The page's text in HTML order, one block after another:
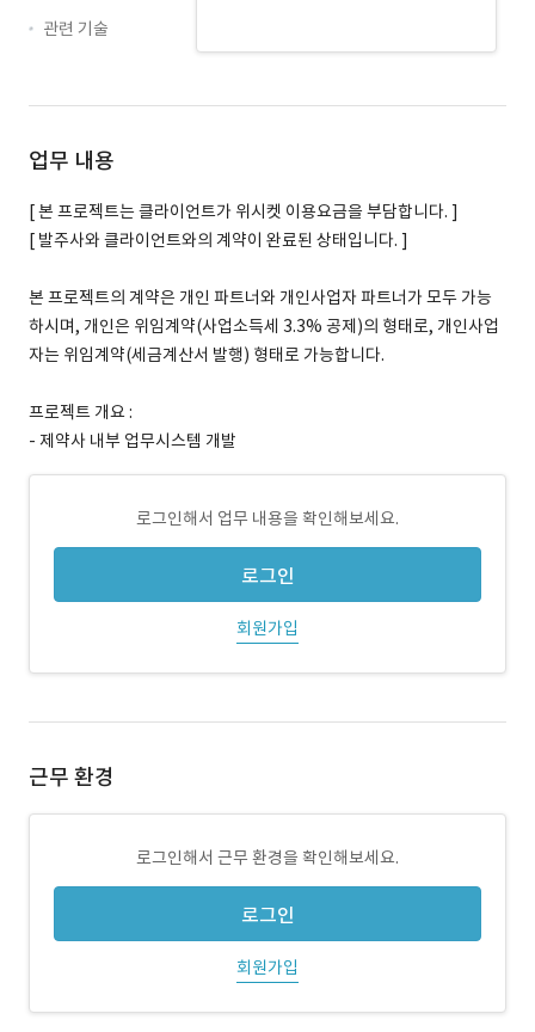
관련 기술
업무 내용
[ 본 프로젝트는 클라이언트가 위시켓 이용요금을 부담합니다. ]
[ 발주사와 클라이언트와의 계약이 완료된 상태입니다. ]
본 프로젝트의 계약은 개인 파트너와 개인사업자 파트너가 모두 가능
하시며, 개인은 위임계약(사업소득세 3.3% 공제)의 형태로, 개인사업
자는 위임계약(세금계산서 발행) 형태로 가능합니다.
프로젝트 개요 :
- 제약사 내부 업무시스템 개발
로그인해서 업무 내용을 확인해보세요.
로그인
회원가입
근무 환경
로그인해서 근무 환경을 확인해보세요.
로그인
회원가입